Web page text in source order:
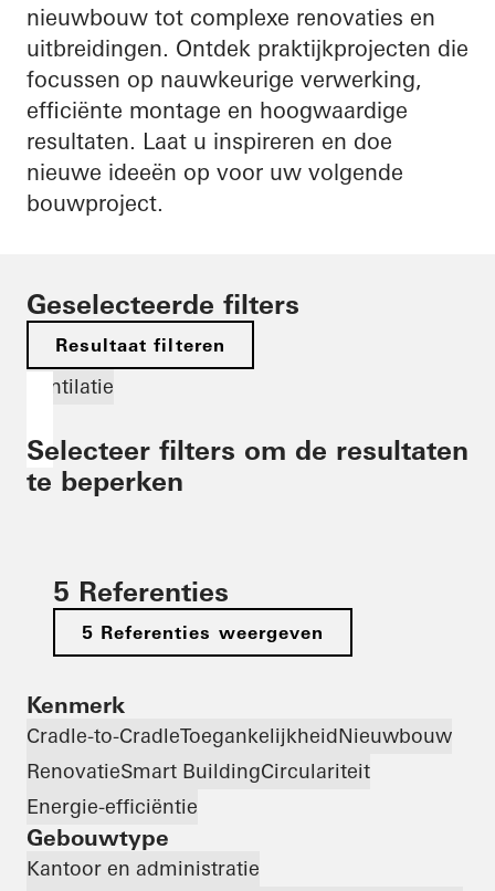
nieuwbouw tot complexe renovaties en
uitbreidingen. Ontdek praktijkprojecten die
focussen op nauwkeurige verwerking,
efficiënte montage en hoogwaardige
resultaten. Laat u inspireren en doe
nieuwe ideeën op voor uw volgende
bouwproject.
Geselecteerde filters
Resultaat filteren
Ventilatie
Selecteer filters om de resultaten
te beperken
5 Referenties
5 Referenties weergeven
Kenmerk
Cradle-to-CradleToegankelijkheidNieuwbouw
RenovatieSmart BuildingCirculariteit
Energie-efficiëntie
Gebouwtype
Kantoor en administratie